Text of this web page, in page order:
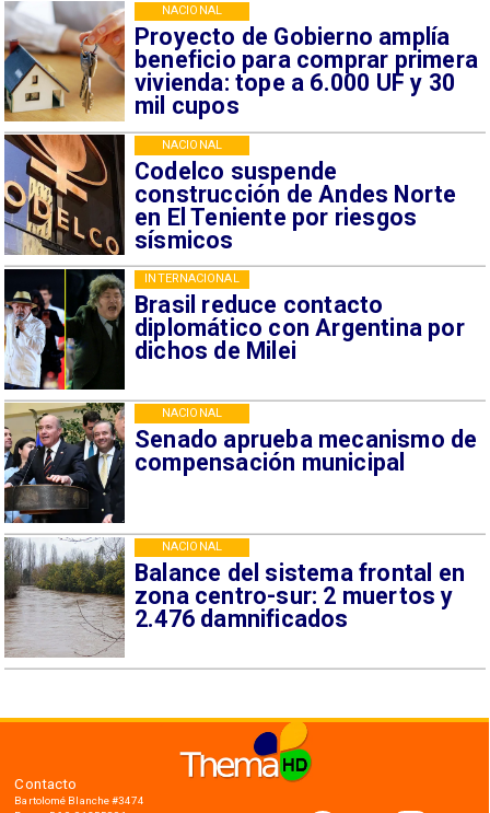
Proyecto de Gobierno amplía
beneficio para comprar primera
vivienda: tope a 6.000 UF y 30
mil cupos
NACIONAL
Codelco suspende
construcción de Andes Norte
en El Teniente por riesgos
sísmicos
NACIONAL
Brasil reduce contacto
diplomático con Argentina por
dichos de Milei
INTERNACIONAL
Senado aprueba mecanismo de
compensación municipal
NACIONAL
Balance del sistema frontal en
zona centro-sur: 2 muertos y
2.476 damnificados
NACIONAL
Contacto
Bartolomé Blanche #3474